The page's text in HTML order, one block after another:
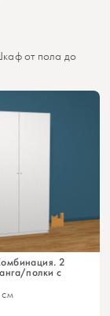
от пола до
2
полки c
см